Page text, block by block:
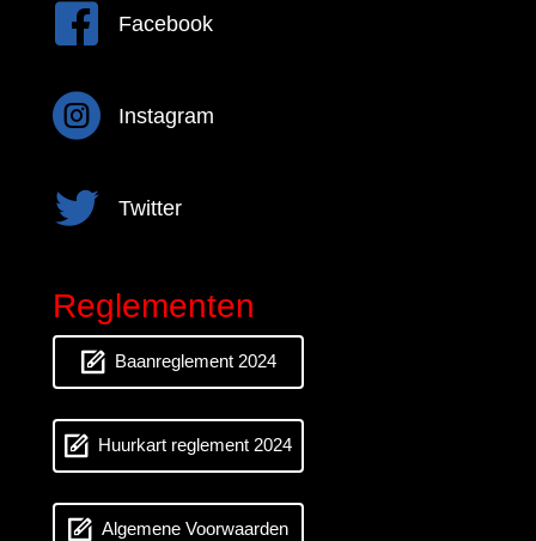
FacebookFacebook
InstagramInstagram
Twitter Twitter
Reglementen
Baanreglement 2024
Huurkart reglement 2024
Algemene Voorwaarden